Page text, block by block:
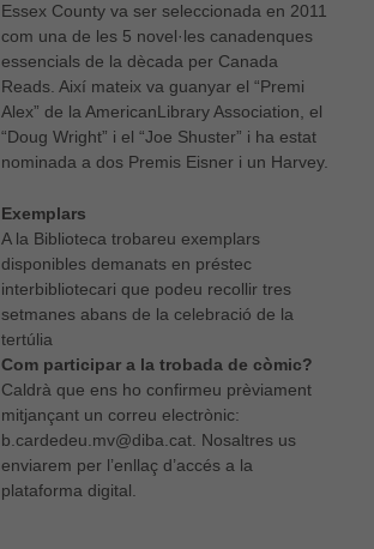
Essex County va ser seleccionada en 2011
com una de les 5 novel·les canadenques
essencials de la dècada per Canada
Reads. Així mateix va guanyar el “Premi
Alex” de la AmericanLibrary Association, el
“Doug Wright” i el “Joe Shuster” i ha estat
nominada a dos Premis Eisner i un Harvey.
Exemplars
A la Biblioteca trobareu exemplars
disponibles demanats en préstec
interbibliotecari que podeu recollir tres
setmanes abans de la celebració de la
tertúlia
Com participar a la trobada de còmic?
Caldrà que ens ho confirmeu prèviament
mitjançant un correu electrònic:
b.cardedeu.mv@diba.cat. Nosaltres us
enviarem per l’enllaç d’accés a la
plataforma digital.